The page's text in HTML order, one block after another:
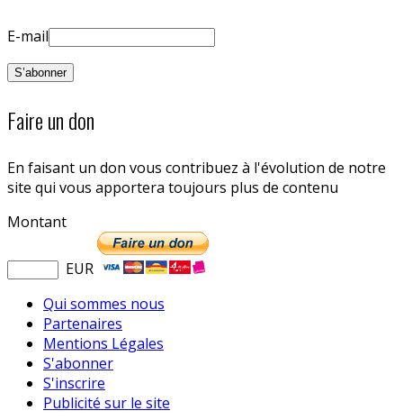
E-mail
Faire un don
En faisant un don vous contribuez à l'évolution de notre
site qui vous apportera toujours plus de contenu
Montant
EUR
Qui sommes nous
Partenaires
Mentions Légales
S'abonner
S'inscrire
Publicité sur le site